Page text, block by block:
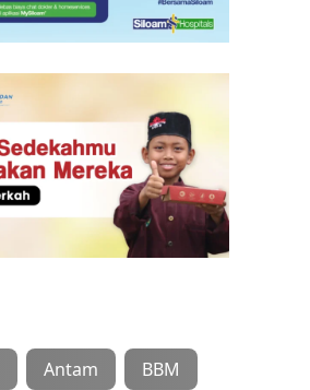
Antam BBM